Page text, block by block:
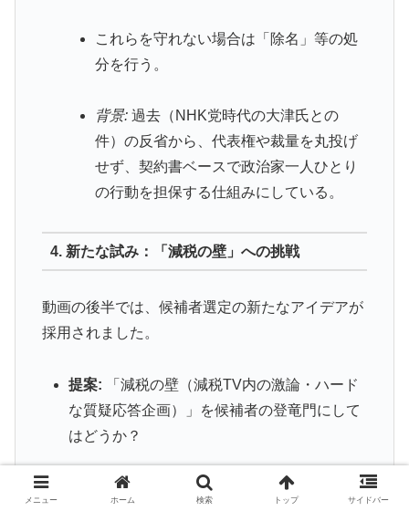
これらを守れない場合は「除名」等の処
分を行う。
背景: 過去（NHK党時代の大津氏との
件）の反省から、代表権や裁量を丸投げ
せず、契約書ベースで政治家一人ひとり
の行動を担保する仕組みにしている。
4. 新たな試み：「減税の壁」への挑戦
動画の後半では、候補者選定の新たなアイデアが
採用されました。
提案: 「減税の壁（減税TV内の激論・ハード
な質疑応答企画）」を候補者の登竜門にして
はどうか？
決定事項:
メニュー ホーム 検索 トップ サイドバー